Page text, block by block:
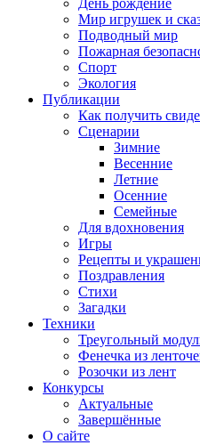
День рождение
Мир игрушек и
Подводный мир
Пожарная
Спорт
Экология
Публикации
Как получить
Сценарии
Зимние
Весенние
Летние
Осенние
Семейные
Для вдохновения
Игры
Рецепты и
Поздравления
Стихи
Загадки
Техники
Треугольный
Фенечка из
Розочки из лент
Конкурсы
Актуальные
Завершённые
О сайте